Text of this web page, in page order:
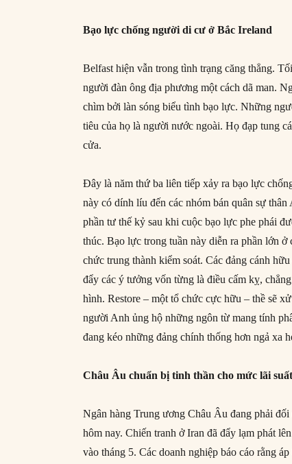
Bạo lực chống người di cư ở Bắc Ireland
Belfast hiện vẫn trong tình trạng căng thẳng.
người đàn ông địa phương một cách dã man.
chìm bởi làn sóng biểu tình bạo lực. Những
tiêu của họ là người nước ngoài. Họ đạp tung
cửa.
Đây là năm thứ ba liên tiếp xảy ra bạo lực
này có dính líu đến các nhóm bán quân sự
phần tư thế kỷ sau khi cuộc bạo lực phe phái
thúc. Bạo lực trong tuần này diễn ra phần lớn
chức trung thành kiểm soát. Các đảng cánh
đẩy các ý tưởng vốn từng là điều cấm kỵ,
hình. Restore – một tổ chức cực hữu – thề sẽ
người Anh ủng hộ những ngôn từ mang tính
đang kéo những đảng chính thống hơn ngả xa
Châu Âu chuẩn bị tinh thần cho mức lãi
Ngân hàng Trung ương Châu Âu đang phải
hôm nay. Chiến tranh ở Iran đã đẩy lạm phát
vào tháng 5. Các doanh nghiệp báo cáo rằng